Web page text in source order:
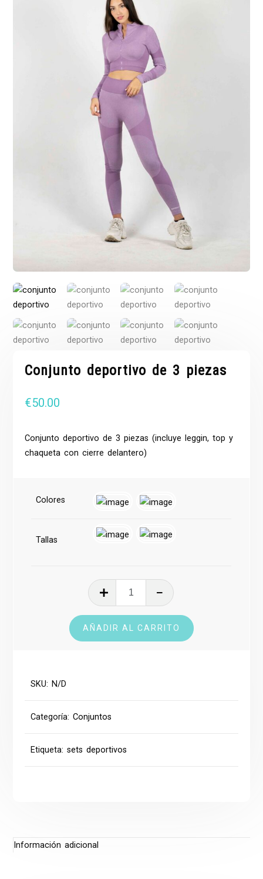
Conjunto deportivo de 3 piezas
€50.00
Conjunto deportivo de 3 piezas (incluye leggin, top y
chaqueta con cierre delantero)
Colores
Tallas
Conjunto
deportivo
de
3
piezas
AÑADIR AL CARRITO
SKU: N/D
Categoría:Conjuntos
Etiqueta:sets deportivos
Información adicional